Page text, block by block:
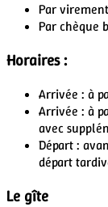
Par
Par chèque
Horaires :
Arrivée : à
Arrivée : à
avec
Départ :
départ
Le gîte